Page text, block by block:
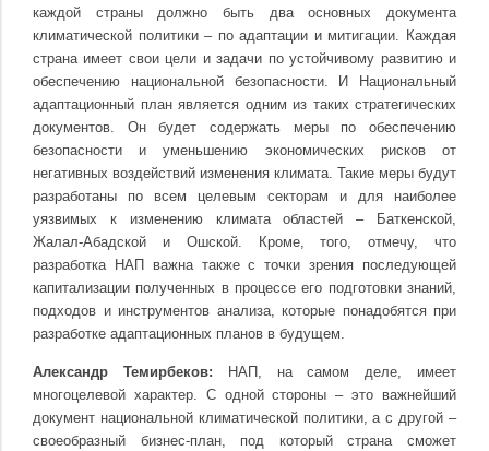
каждой страны должно быть два основных документа
климатической политики – по адаптации и митигации. Каждая
страна имеет свои цели и задачи по устойчивому развитию и
обеспечению национальной безопасности. И Национальный
адаптационный план является одним из таких стратегических
документов. Он будет содержать меры по обеспечению
безопасности и уменьшению экономических рисков от
негативных воздействий изменения климата. Такие меры будут
разработаны по всем целевым секторам и для наиболее
уязвимых к изменению климата областей – Баткенской,
Жалал-Абадской и Ошской. Кроме, того, отмечу, что
разработка НАП важна также с точки зрения последующей
капитализации полученных в процессе его подготовки знаний,
подходов и инструментов анализа, которые понадобятся при
разработке адаптационных планов в будущем.
Александр Темирбеков:
НАП, на самом деле, имеет
многоцелевой характер. С одной стороны – это важнейший
документ национальной климатической политики, а с другой –
своеобразный бизнес-план, под который страна сможет